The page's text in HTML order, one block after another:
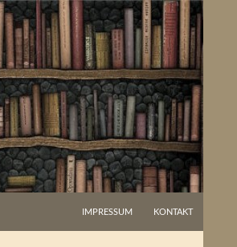
IMPRESSUM KONTAKT